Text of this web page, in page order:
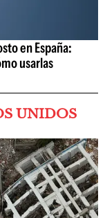
en España:
usarlas
UNIDOS